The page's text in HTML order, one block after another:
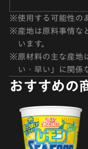
※使用する可能性の
※産地は原料事情な
います。
※原材料の主な産地
い・早い」に関係
おすすめの